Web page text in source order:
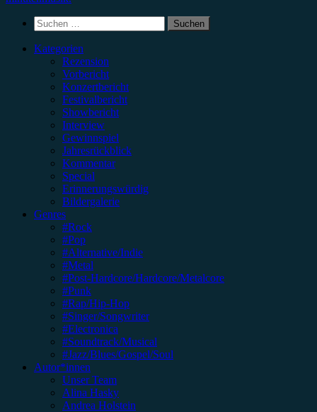
Suchen
nach:
Kategorien
Rezension
Vorbericht
Konzertbericht
Festivalbericht
Showbericht
Interview
Gewinnspiel
Jahresrückblick
Kommentar
Special
Erinnerungswürdig
Bildergalerie
Genres
#Rock
#Pop
#Alternative/Indie
#Metal
#Post-Hardcore/Hardcore/Metalcore
#Punk
#Rap/Hip-Hop
#Singer/Songwriter
#Electronica
#Soundtrack/Musical
#Jazz/Blues/Gospel/Soul
Autor*innen
Unser Team
Alina Hasky
Andrea Holstein